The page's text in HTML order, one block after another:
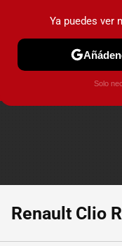
PRUEBAS COCHES
Renault Clio
Ya puedes ver
Solo